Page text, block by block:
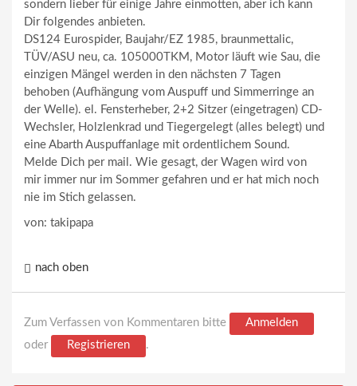
sondern lieber für einige Jahre einmotten, aber ich kann
Dir folgendes anbieten.
DS124 Eurospider, Baujahr/EZ 1985, braunmettalic,
TÜV/ASU neu, ca. 105000TKM, Motor läuft wie Sau, die
einzigen Mängel werden in den nächsten 7 Tagen
behoben (Aufhängung vom Auspuff und Simmerringe an
der Welle). el. Fensterheber, 2+2 Sitzer (eingetragen) CD-
Wechsler, Holzlenkrad und Tiegergelegt (alles belegt) und
eine Abarth Auspuffanlage mit ordentlichem Sound.
Melde Dich per mail. Wie gesagt, der Wagen wird von
mir immer nur im Sommer gefahren und er hat mich noch
nie im Stich gelassen.
von: takipapa
nach oben
Zum Verfassen von Kommentaren bitte
Anmelden
oder
Registrieren .